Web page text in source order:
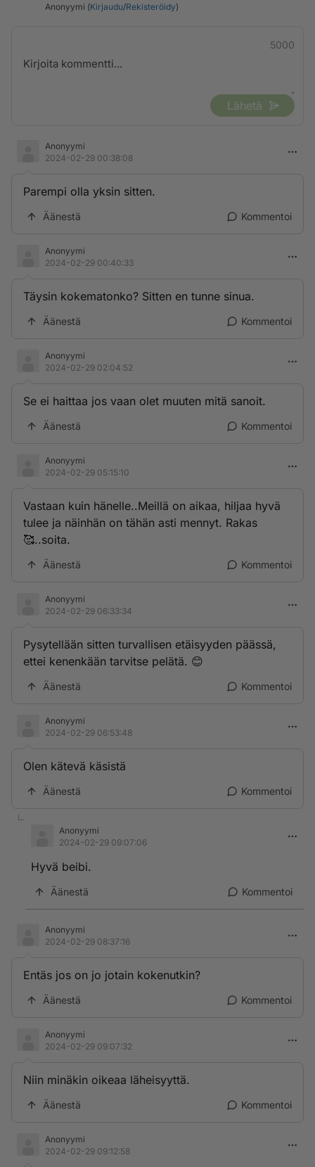
Anonyymi (Kirjaudu/Rekisteröidy)
5000
Lähetä
Anonyymi
2024-02-29 00:38:08
Parempi olla yksin sitten.
Äänestä Kommentoi
Anonyymi
2024-02-29 00:40:33
Täysin kokematonko? Sitten en tunne sinua.
Äänestä Kommentoi
Anonyymi
2024-02-29 02:04:52
Se ei haittaa jos vaan olet muuten mitä sanoit.
Äänestä Kommentoi
Anonyymi
2024-02-29 05:15:10
Vastaan kuin hänelle..Meillä on aikaa, hiljaa hyvä
tulee ja näinhän on tähän asti mennyt. Rakas
🥰..soita.
Äänestä Kommentoi
Anonyymi
2024-02-29 06:33:34
Pysytellään sitten turvallisen etäisyyden päässä,
ettei kenenkään tarvitse pelätä. 😊
Äänestä Kommentoi
Anonyymi
2024-02-29 06:53:48
Olen kätevä käsistä
Äänestä Kommentoi
Anonyymi
2024-02-29 09:07:06
Hyvä beibi.
Äänestä Kommentoi
Anonyymi
2024-02-29 08:37:16
Entäs jos on jo jotain kokenutkin?
Äänestä Kommentoi
Anonyymi
2024-02-29 09:07:32
Niin minäkin oikeaa läheisyyttä.
Äänestä Kommentoi
Anonyymi
2024-02-29 09:12:58